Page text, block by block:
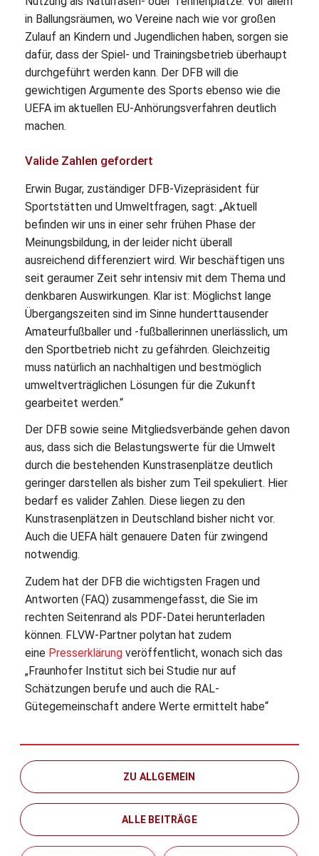
in Ballungsräumen, wo Vereine nach wie vor großen
Zulauf an Kindern und Jugendlichen haben, sorgen sie
dafür, dass der Spiel- und Trainingsbetrieb überhaupt
durchgeführt werden kann. Der DFB will die
gewichtigen Argumente des Sports ebenso wie die
UEFA im aktuellen EU-Anhörungsverfahren deutlich
machen.
Valide Zahlen gefordert
Erwin Bugar, zuständiger DFB-Vizepräsident für
Sportstätten und Umweltfragen, sagt: „Aktuell
befinden wir uns in einer sehr frühen Phase der
Meinungsbildung, in der leider nicht überall
ausreichend differenziert wird. Wir beschäftigen uns
seit geraumer Zeit sehr intensiv mit dem Thema und
denkbaren Auswirkungen. Klar ist: Möglichst lange
Übergangszeiten sind im Sinne hunderttausender
Amateurfußballer und -fußballerinnen unerlässlich, um
den Sportbetrieb nicht zu gefährden. Gleichzeitig
muss natürlich an nachhaltigen und bestmöglich
umweltverträglichen Lösungen für die Zukunft
gearbeitet werden.“
Der DFB sowie seine Mitgliedsverbände gehen davon
aus, dass sich die Belastungswerte für die Umwelt
durch die bestehenden Kunstrasenplätze deutlich
geringer darstellen als bisher zum Teil spekuliert. Hier
bedarf es valider Zahlen. Diese liegen zu den
Kunstrasenplätzen in Deutschland bisher nicht vor.
Auch die UEFA hält genauere Daten für zwingend
notwendig.
Zudem hat der DFB die wichtigsten Fragen und
Antworten (FAQ) zusammengefasst, die Sie im
rechten Seitenrand als PDF-Datei herunterladen
können. FLVW-Partner polytan hat zudem
eine Presserklärung veröffentlicht, wonach sich das
„Fraunhofer Institut sich bei Studie nur auf
Schätzungen berufe und auch die RAL-
Gütegemeinschaft andere Werte ermittelt habe“
ZU ALLGEMEIN
ALLE BEITRÄGE